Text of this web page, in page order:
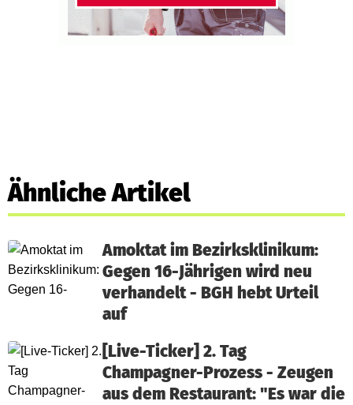
Ähnliche Artikel
Amoktat im Bezirksklinikum:
Gegen 16-Jährigen wird neu
verhandelt - BGH hebt Urteil
auf
[Live-Ticker] 2. Tag
Champagner-Prozess - Zeugen
aus dem Restaurant: "Es war die